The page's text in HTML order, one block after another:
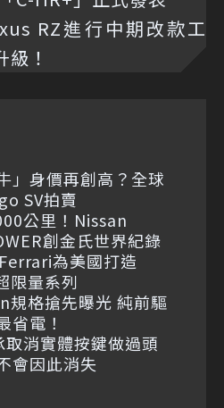
RZ進行中期改款工
！
」身價再創高？全球
SV拍賣
公里！Nissan
創金氏世界紀錄
為美國打造
限量系列
格搶先曝光 純前驅
省電！
取消實體按鍵做過頭
會因此消失